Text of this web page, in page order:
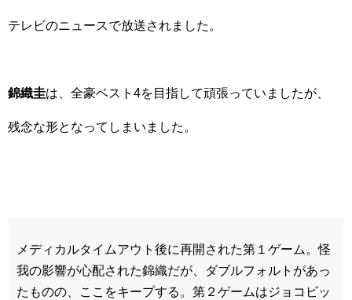
テレビのニュースで放送されました。
錦織圭は、全豪ベスト4を目指して頑張っていましたが、
残念な形となってしまいました。
メディカルタイムアウト後に再開された第１ゲーム。怪
我の影響が心配された錦織だが、ダブルフォルトがあっ
たものの、ここをキープする。第２ゲームはジョコビッ